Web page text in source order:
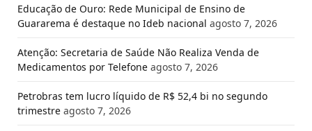
Educação de Ouro: Rede Municipal de Ensino de
Guararema é destaque no Ideb nacional agosto 7, 2026
Atenção: Secretaria de Saúde Não Realiza Venda de
Medicamentos por Telefone agosto 7, 2026
Petrobras tem lucro líquido de R$ 52,4 bi no segundo
trimestre agosto 7, 2026